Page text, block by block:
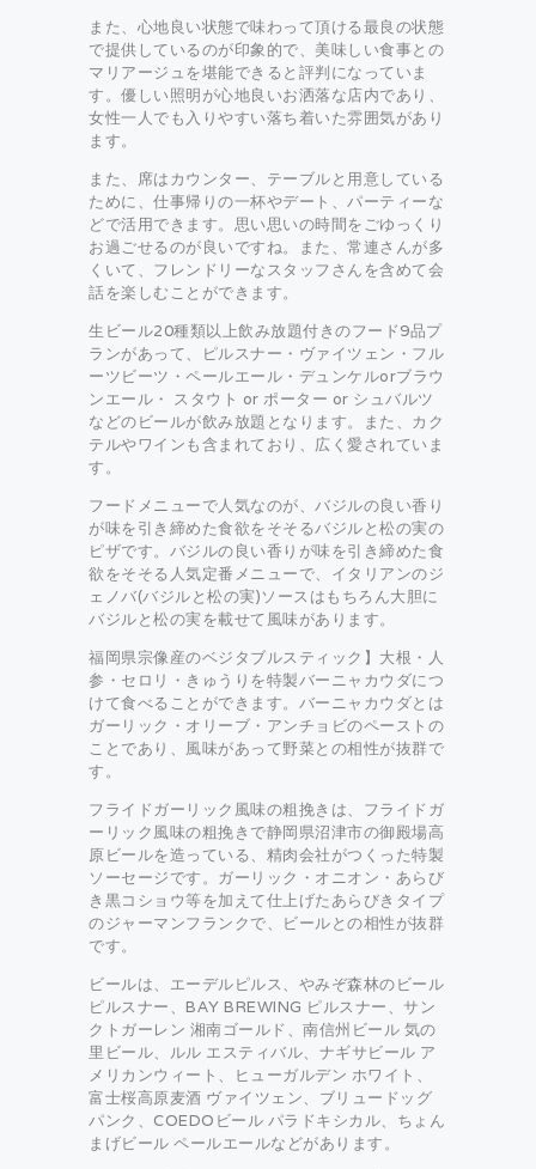
また、心地良い状態で味わって頂ける最良の状態
で提供しているのが印象的で、美味しい食事との
マリアージュを堪能できると評判になっていま
す。優しい照明が心地良いお洒落な店内であり、
女性一人でも入りやすい落ち着いた雰囲気があり
ます。
また、席はカウンター、テーブルと用意している
ために、仕事帰りの一杯やデート、パーティーな
どで活用できます。思い思いの時間をごゆっくり
お過ごせるのが良いですね。また、常連さんが多
くいて、フレンドリーなスタッフさんを含めて会
話を楽しむことができます。
生ビール20種類以上飲み放題付きのフード9品プ
ランがあって、ピルスナー・ヴァイツェン・フル
ーツビーツ・ペールエール・デュンケルorブラウ
ンエール・ スタウト or ポーター or シュバルツ
などのビールが飲み放題となります。また、カク
テルやワインも含まれており、広く愛されていま
す。
フードメニューで人気なのが、バジルの良い香り
が味を引き締めた食欲をそそるバジルと松の実の
ピザです。バジルの良い香りが味を引き締めた食
欲をそそる人気定番メニューで、イタリアンのジ
ェノバ(バジルと松の実)ソースはもちろん大胆に
バジルと松の実を載せて風味があります。
福岡県宗像産のベジタブルスティック】大根・人
参・セロリ・きゅうりを特製バーニャカウダにつ
けて食べることができます。バーニャカウダとは
ガーリック・オリーブ・アンチョビのペーストの
ことであり、風味があって野菜との相性が抜群で
す。
フライドガーリック風味の粗挽きは、フライドガ
ーリック風味の粗挽きで静岡県沼津市の御殿場高
原ビールを造っている、精肉会社がつくった特製
ソーセージです。ガーリック・オニオン・あらび
き黒コショウ等を加えて仕上げたあらびきタイプ
のジャーマンフランクで、ビールとの相性が抜群
です。
ビールは、エーデルピルス、やみぞ森林のビール
ピルスナー、BAY BREWING ピルスナー、サン
クトガーレン 湘南ゴールド、南信州ビール 気の
里ビール、ルル エスティバル、ナギサビール ア
メリカンウィート、ヒューガルデン ホワイト、
富士桜高原麦酒 ヴァイツェン、ブリュードッグ
パンク、COEDOビール パラドキシカル、ちょん
まげビール ペールエールなどがあります。